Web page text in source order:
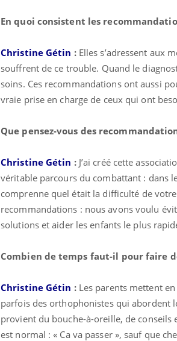
En quoi consistent les
Christine Gétin :Elles s’adressent aux
souffrent de ce trouble. Quand le
soins. Ces recommandations ont aussi
vraie prise en charge de ceux qui ont
Que pensez-vous des
Christine Gétin : J’ai créé cette
véritable parcours du combattant : dans
comprenne quel était la difficulté de
recommandations : nous avons voulu
solutions et aider les enfants le plus
Combien de temps faut-il pour faire
Christine Gétin : Les parents mettent
parfois des orthophonistes qui abordent
provient du bouche-à-oreille, de conseils
est normal : « Ca va passer », sauf que
stratégie simple aurait
changé la donne au Pays
West Nile : que se passe-
t-il dans le sud de la
France ?
?